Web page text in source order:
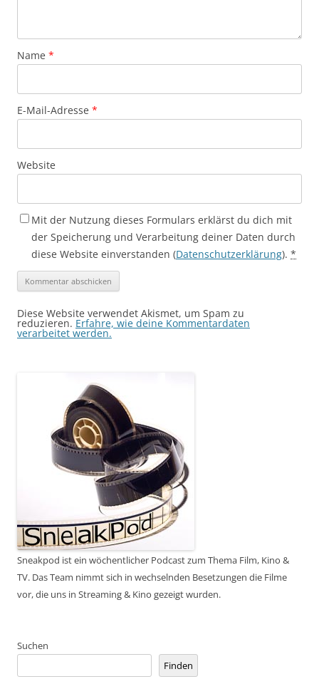
Name *
E-Mail-Adresse *
Website
Mit der Nutzung dieses Formulars erklärst du dich mit
der Speicherung und Verarbeitung deiner Daten durch
diese Website einverstanden (Datenschutzerklärung). *
Diese Website verwendet Akismet, um Spam zu
reduzieren. Erfahre, wie deine Kommentardaten
verarbeitet werden.
Sneakpod ist ein wöchentlicher Podcast zum Thema Film, Kino &
TV. Das Team nimmt sich in wechselnden Besetzungen die Filme
vor, die uns in Streaming & Kino gezeigt wurden.
Suchen
Finden